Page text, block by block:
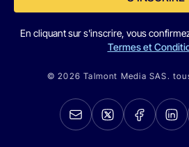
En cliquant sur s'inscrire, vous
Termes et
© 2026 Talmont Media SAS.